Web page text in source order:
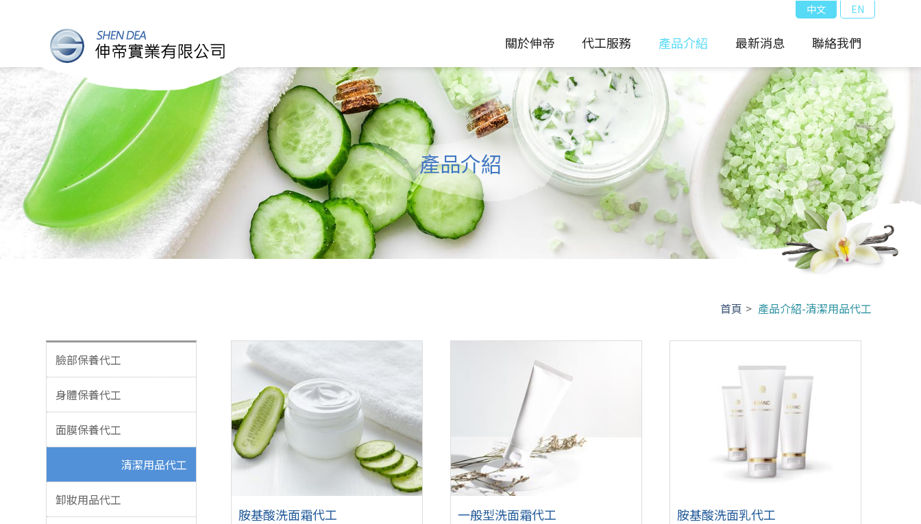
中文 EN
關於伸帝 代工服務 產品介紹 最新消息 聯絡我們
產品介紹
首頁 > 產品介紹-清潔用品代工
臉部保養代工
身體保養代工
面膜保養代工
清潔用品代工
卸妝用品代工
胺基酸洗面霜代工 一般型洗面霜代工 胺基酸洗面乳代工